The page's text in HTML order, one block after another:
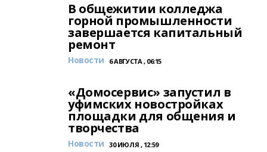
В общежитии колледжа
горной промышленности
завершается капитальный
ремонт
Новости 6 АВГУСТА , 06:15
«Домосервис» запустил в
уфимских новостройках
площадки для общения и
творчества
Новости 30 ИЮЛЯ , 12:59